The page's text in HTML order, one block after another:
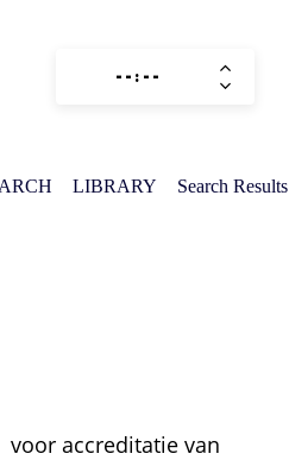
LIBRARY Search Results
voor accreditatie van